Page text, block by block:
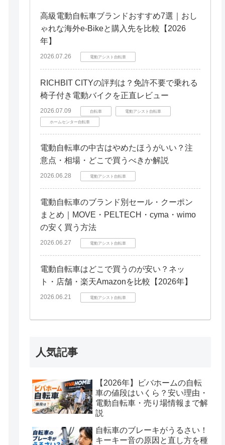
高級電動自転車ブランドおすすめ7選｜おし
ゃれな海外e-Bikeと購入先を比較【2026
年】
2026.07.26 電動アシスト自転車
RICHBIT CITYの評判は？免許不要で乗れる
椅子付き電動バイクを正直レビュー
2026.07.09 自転車 電動アシスト自転車
ホームセンター自転車
電動自転車の中古はやめたほうがいい？注
意点・相場・どこで買うべきか解説
2026.06.28 電動アシスト自転車
電動自転車のブランド別セール・クーポン
まとめ｜MOVE・PELTECH・cyma・wimo
の安く買う方法
2026.06.27 電動アシスト自転車
電動自転車はどこで買うのが安い？ネッ
ト・店舗・楽天Amazonを比較【2026年】
2026.06.21 電動アシスト自転車
人気記事
【2026年】ビバホームの自転
車の値段はいくら？安い理由・
電動自転車・売り場情報まで解
説
自転車のブレーキがうるさい！
キーキー音の原因と直し方を種